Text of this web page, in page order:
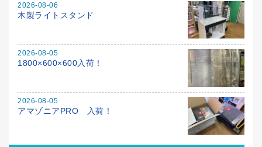
2026-08-06
木製ライトスタンド
2026-08-05
1800×600×600入荷！
2026-08-05
アマゾニアPRO 入荷！